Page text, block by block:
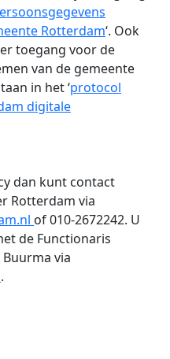
Rotterdam‘. Ook
toegang voor de
van de gemeente
in het ‘protocol
digitale
dan kunt contact
Rotterdam via
of 010-2672242. U
de Functionaris
via
.